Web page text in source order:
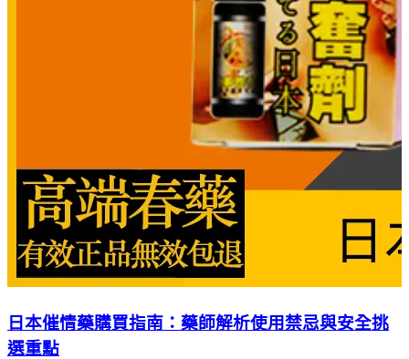
日本催情藥購買指南：藥師解析使用禁忌與安全挑
選重點